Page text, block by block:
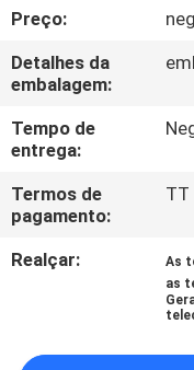
CONTROLE
DA
QUALIDADE
CONTACTE-
NOS
PEÇA
CITAÇÕES
Preço:
Detalhes da
embalagem:
Tempo de
entrega:
Termos de
pagamento:
TT
Realçar: As
as